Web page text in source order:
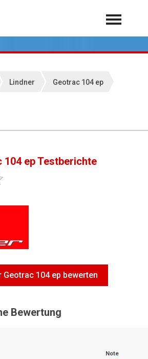
Home
Teleskoplader
Motorsägen
Freischneider
7.000 Testberichte
Lindner Geotrac 104 ep
104 epTestberichte
Geotrac 104 ep bewerten
Bewertung
Note